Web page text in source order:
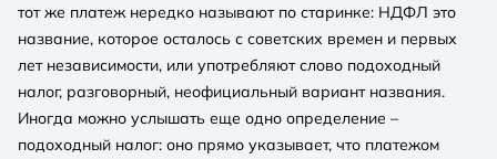
тот же платеж нередко называют по старинке: НДФЛ это
название, которое осталось с советских времен и первых
лет независимости, или употребляют слово подоходный
налог, разговорный, неофициальный вариант названия.
Иногда можно услышать еще одно определение –
подоходный налог: оно прямо указывает, что платежом